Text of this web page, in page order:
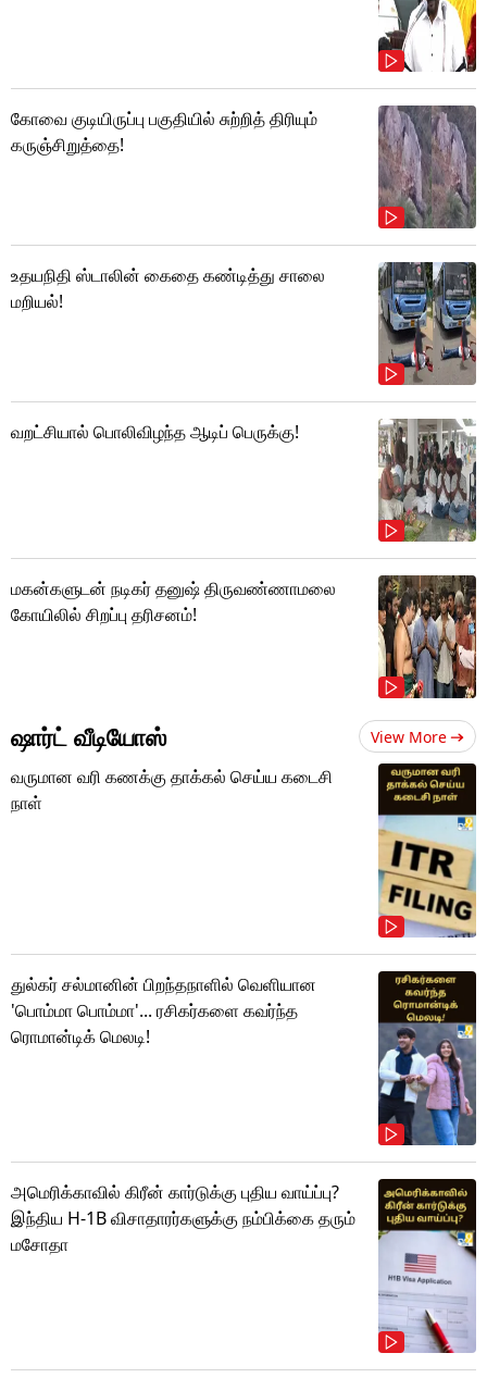
கோவை குடியிருப்பு பகுதியில் சுற்றித் திரியும்
கருஞ்சிறுத்தை!
உதயநிதி ஸ்டாலின் கைதை கண்டித்து சாலை
மறியல்!
வறட்சியால் பொலிவிழந்த ஆடிப் பெருக்கு!
மகன்களுடன் நடிகர் தனுஷ் திருவண்ணாமலை
கோயிலில் சிறப்பு தரிசனம்!
ஷார்ட் வீடியோஸ் View More
வருமான வரி கணக்கு தாக்கல் செய்ய கடைசி
நாள்
துல்கர் சல்மானின் பிறந்தநாளில் வெளியான
'பொம்மா பொம்மா'... ரசிகர்களை கவர்ந்த
ரொமான்டிக் மெலடி!
அமெரிக்காவில் கிரீன் கார்டுக்கு புதிய வாய்ப்பு?
இந்திய H-1B விசாதாரர்களுக்கு நம்பிக்கை தரும்
மசோதா